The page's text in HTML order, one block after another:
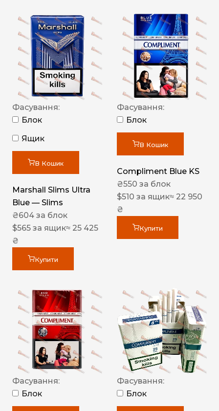
Фасування:
Блок
Ящик
В Кошик
Marshall Slims Ultra
Blue — Slims
₴604 за блок
$565 за ящик≈ 25 425
₴
Купити
Фасування:
Блок
В Кошик
Compliment Blue KS
₴550 за блок
$510 за ящик≈ 22 950
₴
Купити
Фасування:
Блок
Фасування:
Блок